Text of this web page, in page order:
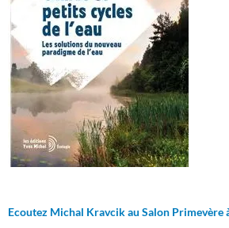
Ecoutez Michal Kravcik au Salon Primevère